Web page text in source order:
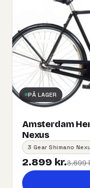
PÅ LAGER
Amsterdam
Nexus
3 Gear Shimano
2.899 kr.3.699